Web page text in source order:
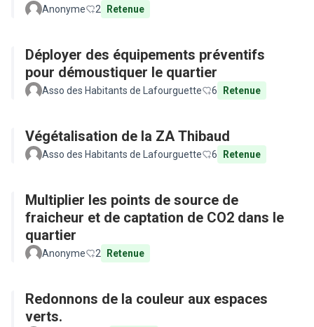
Anonyme 2 Retenue
Déployer des équipements préventifs
pour démoustiquer le quartier
Asso des Habitants de Lafourguette 6 Retenue
Végétalisation de la ZA Thibaud
Asso des Habitants de Lafourguette 6 Retenue
Multiplier les points de source de
fraicheur et de captation de CO2 dans le
quartier
Anonyme 2 Retenue
Redonnons de la couleur aux espaces
verts.